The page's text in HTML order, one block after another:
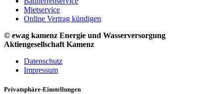
Mietservice
Online Vertrag kündigen
© ewag kamenz Energie und Wasserversorgung
Aktiengesellschaft Kamenz
Datenschutz
Impressum
Privatsphäre-Einstellungen